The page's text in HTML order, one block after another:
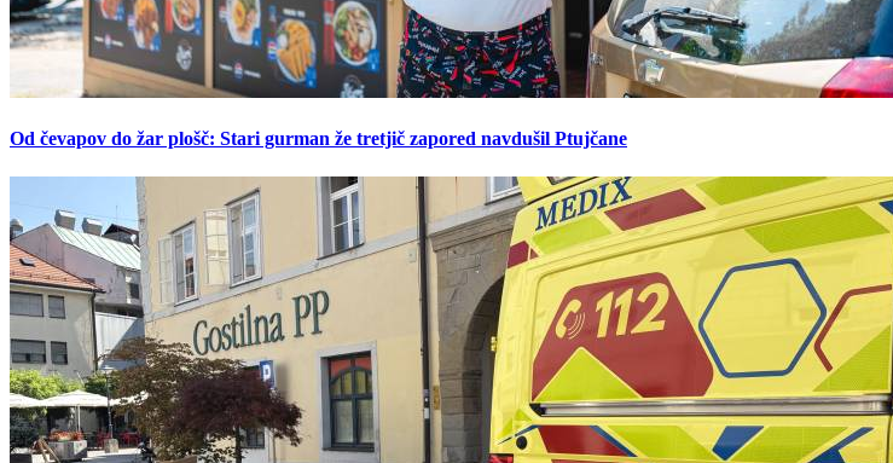
Od čevapov do žar plošč: Stari gurman že tretjič zapored navdušil Ptujčane